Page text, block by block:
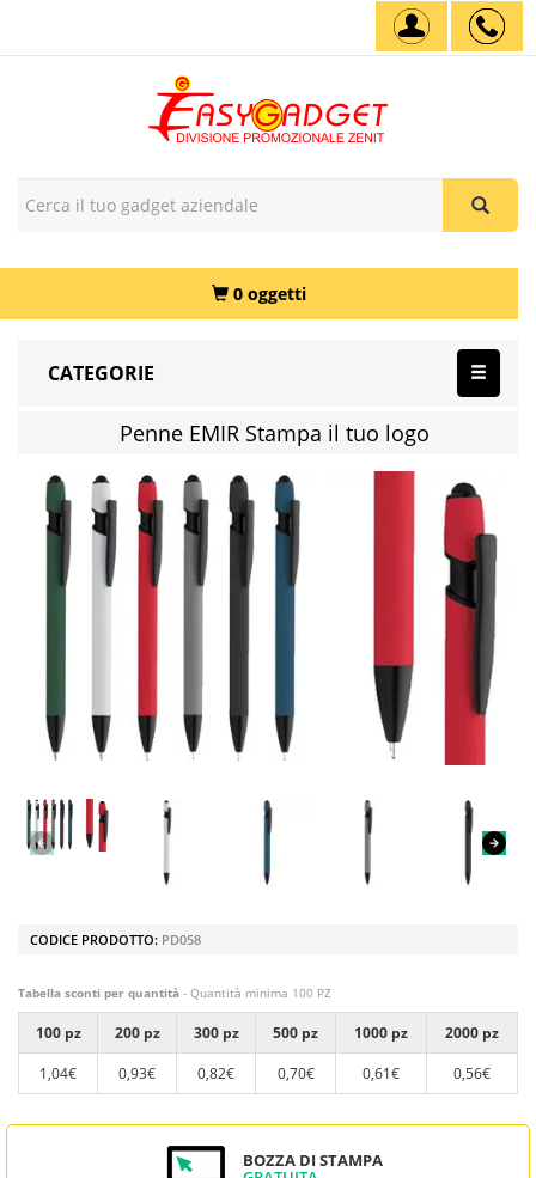
0 oggetti
CATEGORIE
Penne EMIR Stampa il tuo logo
CODICE PRODOTTO: PD058
Tabella sconti per quantità - Quantità minima 100 PZ
100 pz 200 pz 300 pz 500 pz 1000 pz
2000 pz
1,04€
0,93€ 0,82€ 0,70€ 0,61€ 0,56€
BOZZA DI STAMPA